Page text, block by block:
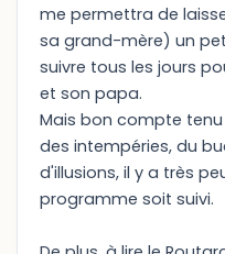
me permettra de
sa grand-mère) un
suivre tous les jours
et son papa.
Mais bon compte
des intempéries, du
d'illusions, il y a très
programme soit suivi.